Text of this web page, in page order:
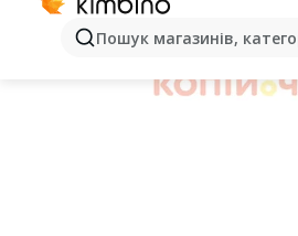
Пошук магазинів,